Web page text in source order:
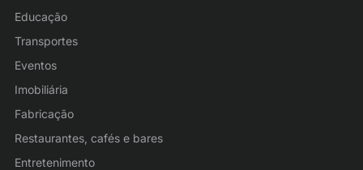
Educação
Transportes
Eventos
Imobiliária
Fabricação
Restaurantes, cafés e bares
Entretenimento